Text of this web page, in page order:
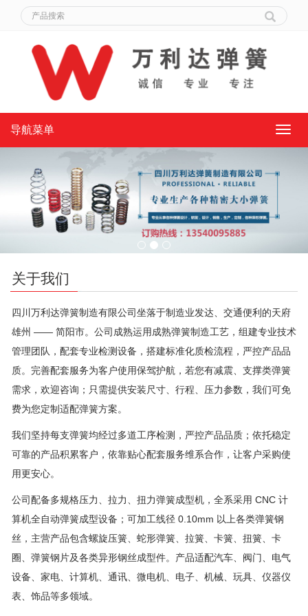
导
导航菜单
关于我们
四川万利达弹簧制造有限公司坐落于制造业发达、交通便利的天府
雄州 —— 简阳市。公司成熟运用成熟弹簧制造工艺，组建专业技术
管理团队，配套专业检测设备，搭建标准化质检流程，严控产品品
质。完善配套服务为客户使用保驾护航，若您有减震、支撑类弹簧
需求，欢迎咨询；只需提供安装尺寸、行程、压力参数，我们可免
费为您定制适配弹簧方案。
我们坚持每支弹簧均经过多道工序检测，严控产品品质；依托稳定
可靠的产品积累客户，依靠贴心配套服务维系合作，让客户采购使
用更安心。
公司配备多规格压力、拉力、扭力弹簧成型机，全系采用 CNC 计
算机全自动弹簧成型设备；可加工线径 0.10mm 以上各类弹簧钢
丝，主营产品包含螺旋压簧、蛇形弹簧、拉簧、卡簧、扭簧、卡
圈、弹簧钢片及各类异形钢丝成型件。产品适配汽车、阀门、电气
设备、家电、计算机、通讯、微电机、电子、机械、玩具、仪器仪
表、饰品等多领域。